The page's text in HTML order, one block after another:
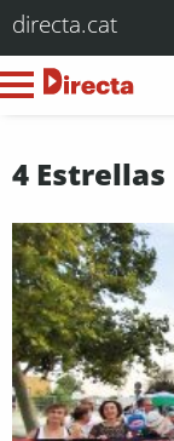
directa.cat
4 Estrellas